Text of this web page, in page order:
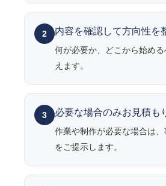
2 内容を確認して方向性を
何が必要か、どこから始め
えます。
3 必要な場合のみお見積も
作業や制作が必要な場合は
をご提示します。